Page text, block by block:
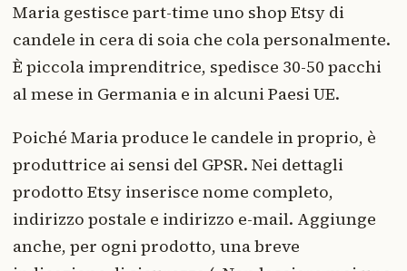
Maria gestisce part-time uno shop Etsy di
candele in cera di soia che cola personalmente.
È piccola imprenditrice, spedisce 30-50 pacchi
al mese in Germania e in alcuni Paesi UE.
Poiché Maria produce le candele in proprio, è
produttrice ai sensi del GPSR. Nei dettagli
prodotto Etsy inserisce nome completo,
indirizzo postale e indirizzo e-mail. Aggiunge
anche, per ogni prodotto, una breve